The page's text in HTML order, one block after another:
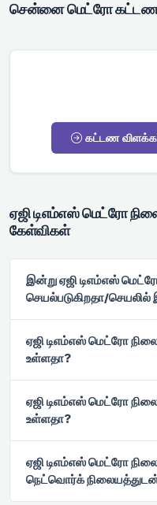
சென்னை மெட்ரோ கட்டண
கட்டண
ஏஜி டிஎம்எஸ் மெட்ரோ
கேள்விகள்
இன்று ஏஜி டிஎம்எஸ்
செயல்படுகிறதா/செயலில்
ஏஜி டிஎம்எஸ் மெட்ரோ
உள்ளதா?
ஏஜி டிஎம்எஸ் மெட்ரோ
உள்ளதா?
ஏஜி டிஎம்எஸ் மெட்ரோ
நெட்வொர்க்